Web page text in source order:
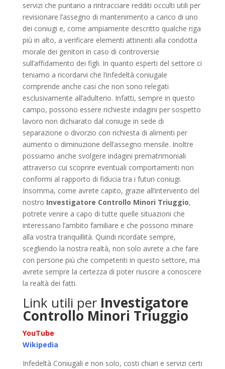
servizi che puntano a rintracciare redditi occulti utili per
revisionare l’assegno di mantenimento a carico di uno
dei coniugi e, come ampiamente descritto qualche riga
più in alto, a verificare elementi attinenti alla condotta
morale dei genitori in caso di controversie
sull’affidamento dei figli. In quanto esperti del settore ci
teniamo a ricordarvi che l’infedeltà coniugale
comprende anche casi che non sono relegati
esclusivamente all’adulterio. Infatti, sempre in questo
campo, possono essere richieste indagini per sospetto
lavoro non dichiarato dal coniuge in sede di
separazione o divorzio con richiesta di alimenti per
aumento o diminuzione dell’assegno mensile. Inoltre
possiamo anche svolgere indagini prematrimoniali
attraverso cui scoprire eventuali comportamenti non
conformi al rapporto di fiducia tra i futuri coniugi.
Insomma, come avrete capito, grazie all’intervento del
nostro Investigatore Controllo Minori Triuggio,
potrete venire a capo di tutte quelle situazioni che
interessano l’ambito familiare e che possono minare
alla vostra tranquillità. Quindi ricordate sempre,
scegliendo la nostra realtà, non solo avrete a che fare
con persone più che competenti in questo settore, ma
avrete sempre la certezza di poter riuscire a conoscere
la realtà dei fatti.
Link utili per Investigatore
Controllo Minori Triuggio
YouTube
Wikipedia
Infedeltà Coniugali e non solo, costi chiari e servizi certi